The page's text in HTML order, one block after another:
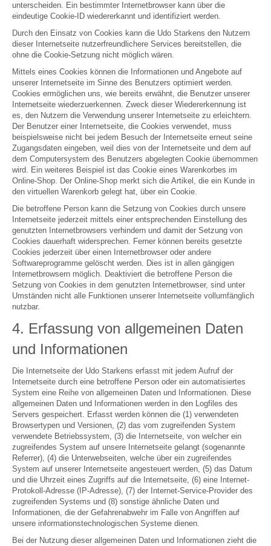
unterscheiden. Ein bestimmter Internetbrowser kann über die
eindeutige Cookie-ID wiedererkannt und identifiziert werden.
Durch den Einsatz von Cookies kann die Udo Starkens den Nutzern
dieser Internetseite nutzerfreundlichere Services bereitstellen, die
ohne die Cookie-Setzung nicht möglich wären.
Mittels eines Cookies können die Informationen und Angebote auf
unserer Internetseite im Sinne des Benutzers optimiert werden.
Cookies ermöglichen uns, wie bereits erwähnt, die Benutzer unserer
Internetseite wiederzuerkennen. Zweck dieser Wiedererkennung ist
es, den Nutzern die Verwendung unserer Internetseite zu erleichtern.
Der Benutzer einer Internetseite, die Cookies verwendet, muss
beispielsweise nicht bei jedem Besuch der Internetseite erneut seine
Zugangsdaten eingeben, weil dies von der Internetseite und dem auf
dem Computersystem des Benutzers abgelegten Cookie übernommen
wird. Ein weiteres Beispiel ist das Cookie eines Warenkorbes im
Online-Shop. Der Online-Shop merkt sich die Artikel, die ein Kunde in
den virtuellen Warenkorb gelegt hat, über ein Cookie.
Die betroffene Person kann die Setzung von Cookies durch unsere
Internetseite jederzeit mittels einer entsprechenden Einstellung des
genutzten Internetbrowsers verhindern und damit der Setzung von
Cookies dauerhaft widersprechen. Ferner können bereits gesetzte
Cookies jederzeit über einen Internetbrowser oder andere
Softwareprogramme gelöscht werden. Dies ist in allen gängigen
Internetbrowsern möglich. Deaktiviert die betroffene Person die
Setzung von Cookies in dem genutzten Internetbrowser, sind unter
Umständen nicht alle Funktionen unserer Internetseite vollumfänglich
nutzbar.
4. Erfassung von allgemeinen Daten
und Informationen
Die Internetseite der Udo Starkens erfasst mit jedem Aufruf der
Internetseite durch eine betroffene Person oder ein automatisiertes
System eine Reihe von allgemeinen Daten und Informationen. Diese
allgemeinen Daten und Informationen werden in den Logfiles des
Servers gespeichert. Erfasst werden können die (1) verwendeten
Browsertypen und Versionen, (2) das vom zugreifenden System
verwendete Betriebssystem, (3) die Internetseite, von welcher ein
zugreifendes System auf unsere Internetseite gelangt (sogenannte
Referrer), (4) die Unterwebseiten, welche über ein zugreifendes
System auf unserer Internetseite angesteuert werden, (5) das Datum
und die Uhrzeit eines Zugriffs auf die Internetseite, (6) eine Internet-
Protokoll-Adresse (IP-Adresse), (7) der Internet-Service-Provider des
zugreifenden Systems und (8) sonstige ähnliche Daten und
Informationen, die der Gefahrenabwehr im Falle von Angriffen auf
unsere informationstechnologischen Systeme dienen.
Bei der Nutzung dieser allgemeinen Daten und Informationen zieht die